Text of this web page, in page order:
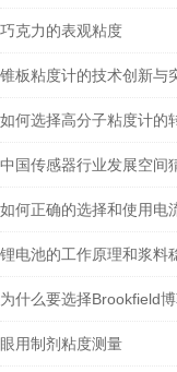
巧克力的表观粘度
锥板粘度计的技术创新与
中国传感器行业发展空间
如何正确的选择和使用电
眼用制剂粘度测量